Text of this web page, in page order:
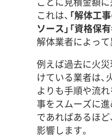
これは、 「解体工
ソース」「資格保
解体業者によって
例えば過去に火
けている業者は
よりも手順や流
事をスムーズに
であればあるほ
影響します。